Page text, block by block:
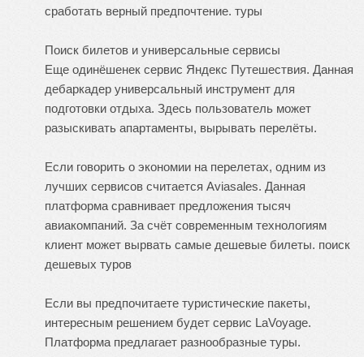
сработать верный предпочтение. туры
Поиск билетов и универсальные сервисы
Еще одинёшенек сервис Яндекс Путешествия. Данная
дебаркадер универсальный инструмент для
подготовки отдыха. Здесь пользователь может
разыскивать апартаменты, вырывать перелёты.
Если говорить о экономии на перелетах, одним из
лучших сервисов считается Aviasales. Данная
платформа сравнивает предложения тысяч
авиакомпаний. За счёт современным технологиям
клиент может вырвать самые дешевые билеты. поиск
дешевых туров
Если вы предпочитаете туристические пакеты,
интересным решением будет сервис LaVoyage.
Платформа предлагает разнообразные туры.